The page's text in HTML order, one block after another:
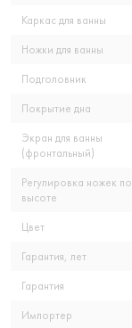
Каркас для ванны
Ножки для ванны
Подголовник
Покрытие дна
Экран для ванны
(фронтальный)
Регулировка ножек по
высоте
Цвет
Гарантия, лет
Гарантия
Импортер